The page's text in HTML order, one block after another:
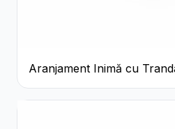
Aranjament Inimă cu
și Floarea Miresei